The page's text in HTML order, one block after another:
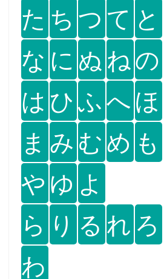
た ち つ て と
な に ぬ ねの
は ひふへほ
ま み むめ も
や ゆ よ
ら り る れ ろ
わ